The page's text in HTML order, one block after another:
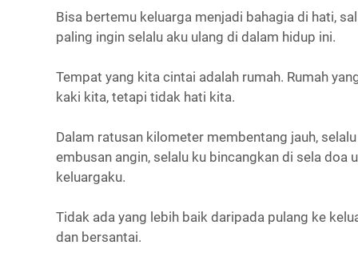
Bisa bertemu keluarga menjadi bahagia di hati,
paling ingin selalu aku ulang di dalam hidup ini.
Tempat yang kita cintai adalah rumah. Rumah
kaki kita, tetapi tidak hati kita.
Dalam ratusan kilometer membentang jauh,
embusan angin, selalu ku bincangkan di sela doa
keluargaku.
Tidak ada yang lebih baik daripada pulang ke
dan bersantai.